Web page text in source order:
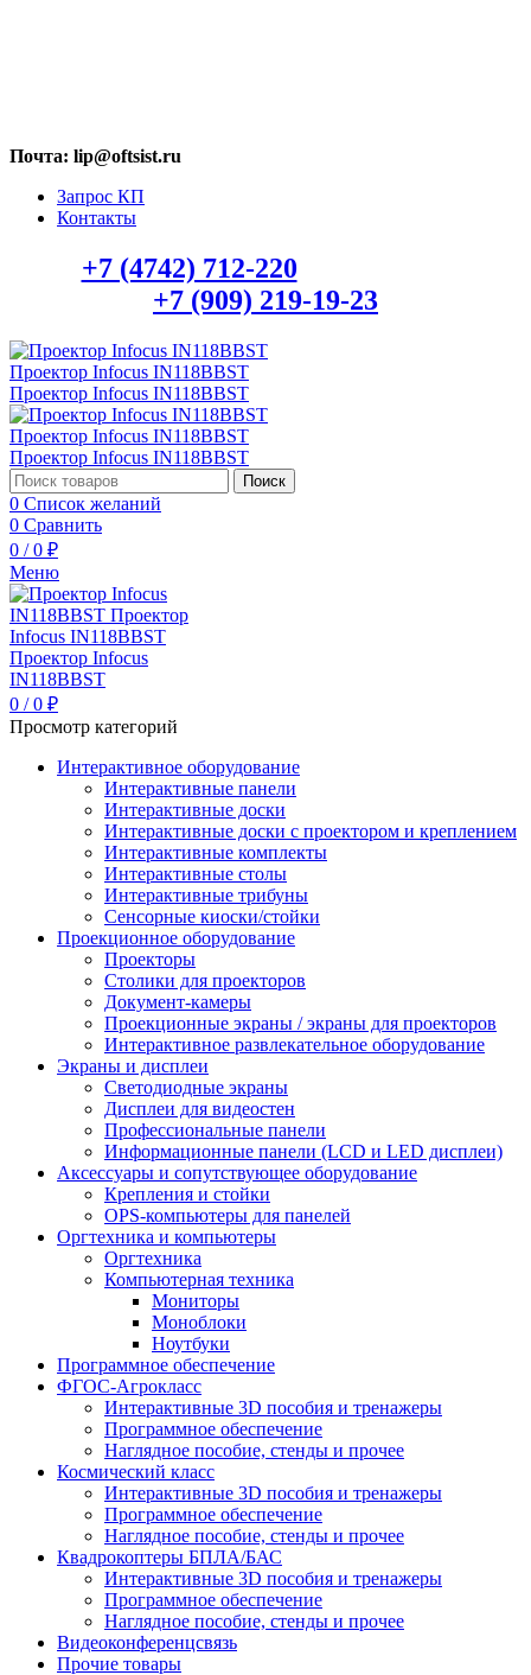
Почта: lip@oftsist.ru
Запрос КП
Контакты
+7 (4742) 712-220
+7 (909) 219-19-23
Поиск
0 Список желаний
0 Сравнить
0 / 0 ₽
Меню
0 / 0 ₽
Просмотр категорий
Интерактивное оборудование
Интерактивные панели
Интерактивные доски
Интерактивные доски с проектором и креплением
Интерактивные комплекты
Интерактивные столы
Интерактивные трибуны
Сенсорные киоски/стойки
Проекционное оборудование
Проекторы
Столики для проекторов
Документ-камеры
Проекционные экраны / экраны для проекторов
Интерактивное развлекательное оборудование
Экраны и дисплеи
Светодиодные экраны
Дисплеи для видеостен
Профессиональные панели
Информационные панели (LCD и LED дисплеи)
Аксессуары и сопутствующее оборудование
Крепления и стойки
OPS-компьютеры для панелей
Оргтехника и компьютеры
Оргтехника
Компьютерная техника
Мониторы
Моноблоки
Ноутбуки
Программное обеспечение
ФГОС-Агрокласс
Интерактивные 3D пособия и тренажеры
Программное обеспечение
Наглядное пособие, стенды и прочее
Космический класс
Интерактивные 3D пособия и тренажеры
Программное обеспечение
Наглядное пособие, стенды и прочее
Квадрокоптеры БПЛА/БАС
Интерактивные 3D пособия и тренажеры
Программное обеспечение
Наглядное пособие, стенды и прочее
Видеоконференцсвязь
Прочие товары